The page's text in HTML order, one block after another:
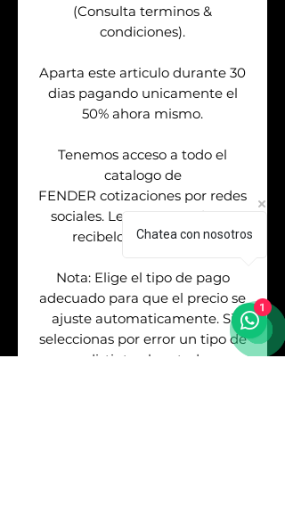
(Consulta terminos &
condiciones).
Aparta este articulo durante 30
dias pagando unicamente el
50% ahora mismo.
Tenemos acceso a todo el
catalogo de
FENDER cotizaciones por redes
sociales. Levanta tu orden &
recibelo de 2 a 7 dias.
Nota: Elige el tipo de pago
adecuado para que el precio se
ajuste automaticamente. Si
seleccionas por error un tipo de
pago distinto al metodo que
Chatea con nosotros
1